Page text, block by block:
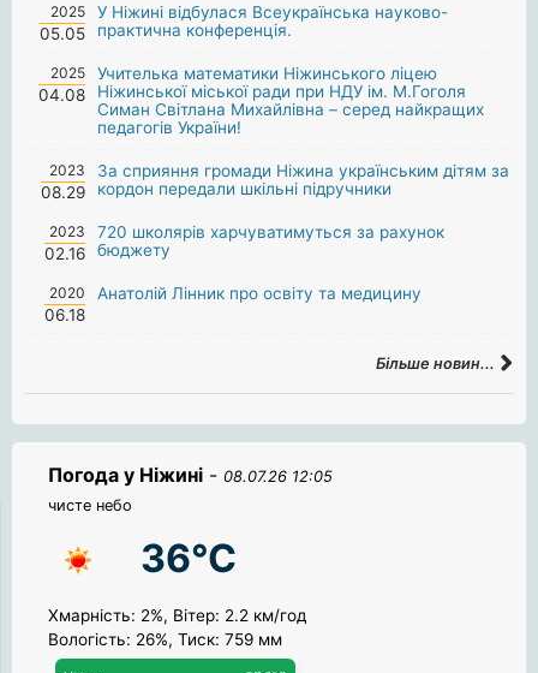
2025
05.05
У Ніжині відбулася Всеукраїнська науково-
практична конференція.
2025
04.08
Учителька математики Ніжинського ліцею
Ніжинської міської ради при НДУ ім. М.Гоголя
Симан Світлана Михайлівна – серед найкращих
педагогів України!
2023
08.29
За сприяння громади Ніжина українським дітям за
кордон передали шкільні підручники
2023
02.16
720 школярів харчуватимуться за рахунок
бюджету
2020
06.18
Анатолій Лінник про освіту та медицину
Більше новин...
Погода у Ніжині - 08.07.26 12:05
чисте небо
36°C
Хмарність: 2%, Вітер: 2.2 км/год
Вологість: 26%, Тиск: 759 мм